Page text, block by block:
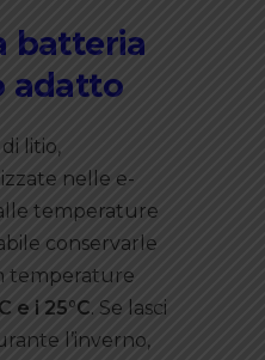
batteria
adatto
litio,
nelle e-
temperature
conservarle
temperature
e i 25°C. Se lasci
l’inverno,